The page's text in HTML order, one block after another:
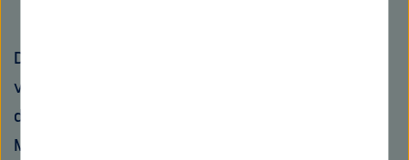
Die großen Veränderungen sind auch Thema
von Annette Peters: Die Epidemiologin leitet
das Institut für
Munich und ist zugleich Spezialistin für große,